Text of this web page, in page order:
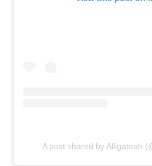
A post shared by Alligatoah